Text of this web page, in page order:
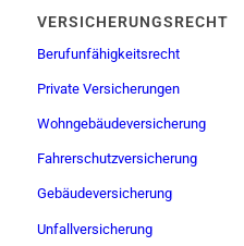
VERSICHERUNGSRECHT
Berufunfähigkeitsrecht
Private Versicherungen
Wohngebäudeversicherung
Fahrerschutzversicherung
Gebäudeversicherung
Unfallversicherung